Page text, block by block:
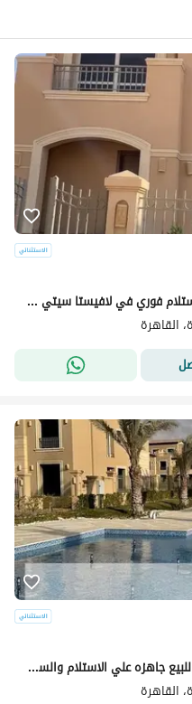
أفضل سعر فيلا كلاسيك علي وجهتين استلام فوري في لافيستا سيتي -La Vista City New Capital
القاهرة
تاون هاوس كورنر 250 م بخصم الكاش للبيع جاهزه علي الاستلام والسكن متشطبه بالكامل في قلب العاصمة الادارية الجديده بكمبوند لافيستا سيتي
القاهرة